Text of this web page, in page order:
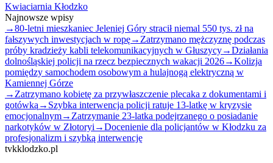
Kwiaciarnia Kłodzko
Najnowsze wpisy
→80-letni mieszkaniec Jeleniej Góry stracił niemal 550 tys. zł na
fałszywych inwestycjach w ropę→ Zatrzymano mężczyznę podczas
próby kradzieży kabli telekomunikacyjnych w Głuszycy→Działania
dolnośląskiej policji na rzecz bezpiecznych wakacji 2026→Kolizja
pomiędzy samochodem osobowym a hulajnogą elektryczną w
Kamiennej Górze
→ Zatrzymano kobietę za przywłaszczenie plecaka z dokumentami i
gotówką → Szybka interwencja policji ratuje 13-latkę w kryzysie
emocjonalnym→ Zatrzymanie 23-latka podejrzanego o posiadanie
narkotyków w Złotoryi →Docenienie dla policjantów w Kłodzku za
profesjonalizm i szybką interwencję
tvkklodzko.pl